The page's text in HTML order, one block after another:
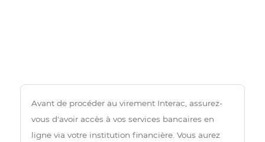
Avant de procéder au virement Interac, assurez-